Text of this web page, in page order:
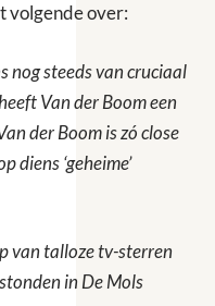
volgende over:
nog steeds van cruciaal
Van der Boom een
der Boom is zó close
diens ‘geheime’
van talloze tv-sterren
in De Mols